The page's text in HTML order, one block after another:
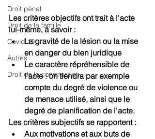
Droit pénal
Droit de la famille
Covid 19
Autres
Droit de la construction
Les critères objectifs ont trait à l’acte
lui-même, à savoir :
La gravité de la lésion ou la mise
en danger du bien juridique
Le caractère répréhensible de
l’acte : on tiendra par exemple
compte du degré de violence ou
de menace utilisé, ainsi que le
degré de planification de l’acte.
Les critères subjectifs se rapportent :
Aux motivations et aux buts de